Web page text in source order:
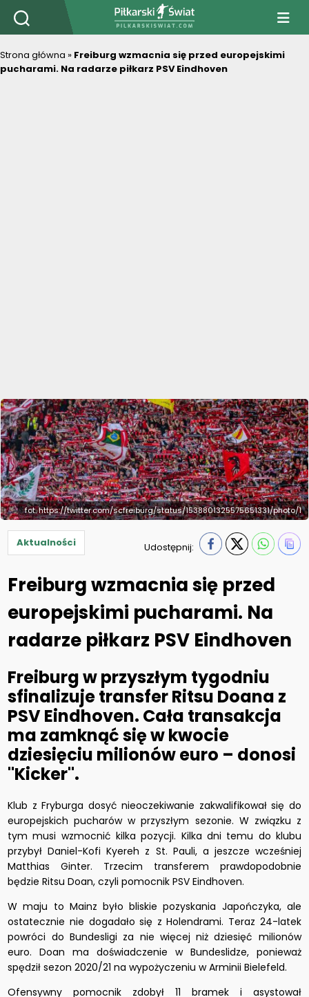
PiłkarskiSwiat.com
Strona główna » Freiburg wzmacnia się przed europejskimi
pucharami. Na radarze piłkarz PSV Eindhoven
fot. https://twitter.com/scfreiburg/status/1538801325575651331/photo/1
Aktualności Udostępnij:
Freiburg wzmacnia się przed
europejskimi pucharami. Na
radarze piłkarz PSV Eindhoven
Freiburg w przyszłym tygodniu
sfinalizuje transfer Ritsu Doana z
PSV Eindhoven. Cała transakcja
ma zamknąć się w kwocie
dziesięciu milionów euro – donosi
"Kicker".
Klub z Fryburga dosyć nieoczekiwanie zakwalifikował się do
europejskich pucharów w przyszłym sezonie. W związku z
tym musi wzmocnić kilka pozycji. Kilka dni temu do klubu
przybył Daniel-Kofi Kyereh z St. Pauli, a jeszcze wcześniej
Matthias Ginter. Trzecim transferem prawdopodobnie
będzie Ritsu Doan, czyli pomocnik PSV Eindhoven.
W maju to Mainz było bliskie pozyskania Japończyka, ale
ostatecznie nie dogadało się z Holendrami. Teraz 24-latek
powróci do Bundesligi za nie więcej niż dziesięć milionów
euro. Doan ma doświadczenie w Bundeslidze, ponieważ
spędził sezon 2020/21 na wypożyczeniu w Arminii Bielefeld.
Ofensywny pomocnik zdobył 11 bramek i asystował